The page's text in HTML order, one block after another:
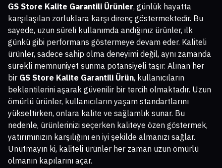
GS Store Kalite Garantili Ürünler, günlük hayatta
karşılaşılan zorluklara karşı direnç göstermektedir. Bu
sayede, uzun süreli kullanımda andığınız ürünler, ilk
günkü gibi performans göstermeye devam eder. Kaliteli
ürünler, sadece sahip olma deneyimi değil, aynı zamanda
sürekli memnuniyet sunma potansiyeli taşır. Alınan her
bir GS Store Kalite Garantili Ürün, kullanıcıların
beklentilerini aşarak güvenilir bir tercih olmaktadır. Uzun
ömürlü ürünler, kullanıcıların yaşam standartlarını
yükseltirken, onlara kalite ve sağlamlık sunar. Bu
nedenle, ürünlerinizi seçerken kaliteye özen göstermek,
yatırımınızın karşılığını en iyi şekilde almanızı sağlar.
Unutmayın ki, kaliteli ürünler her zaman uzun ömürlü
olmanın kapılarını açar.